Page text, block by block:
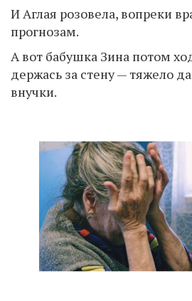
И Аглая розовела, вопреки
прогнозам.
А вот бабушка Зина потом
держась за стену — тяжело
внучки.